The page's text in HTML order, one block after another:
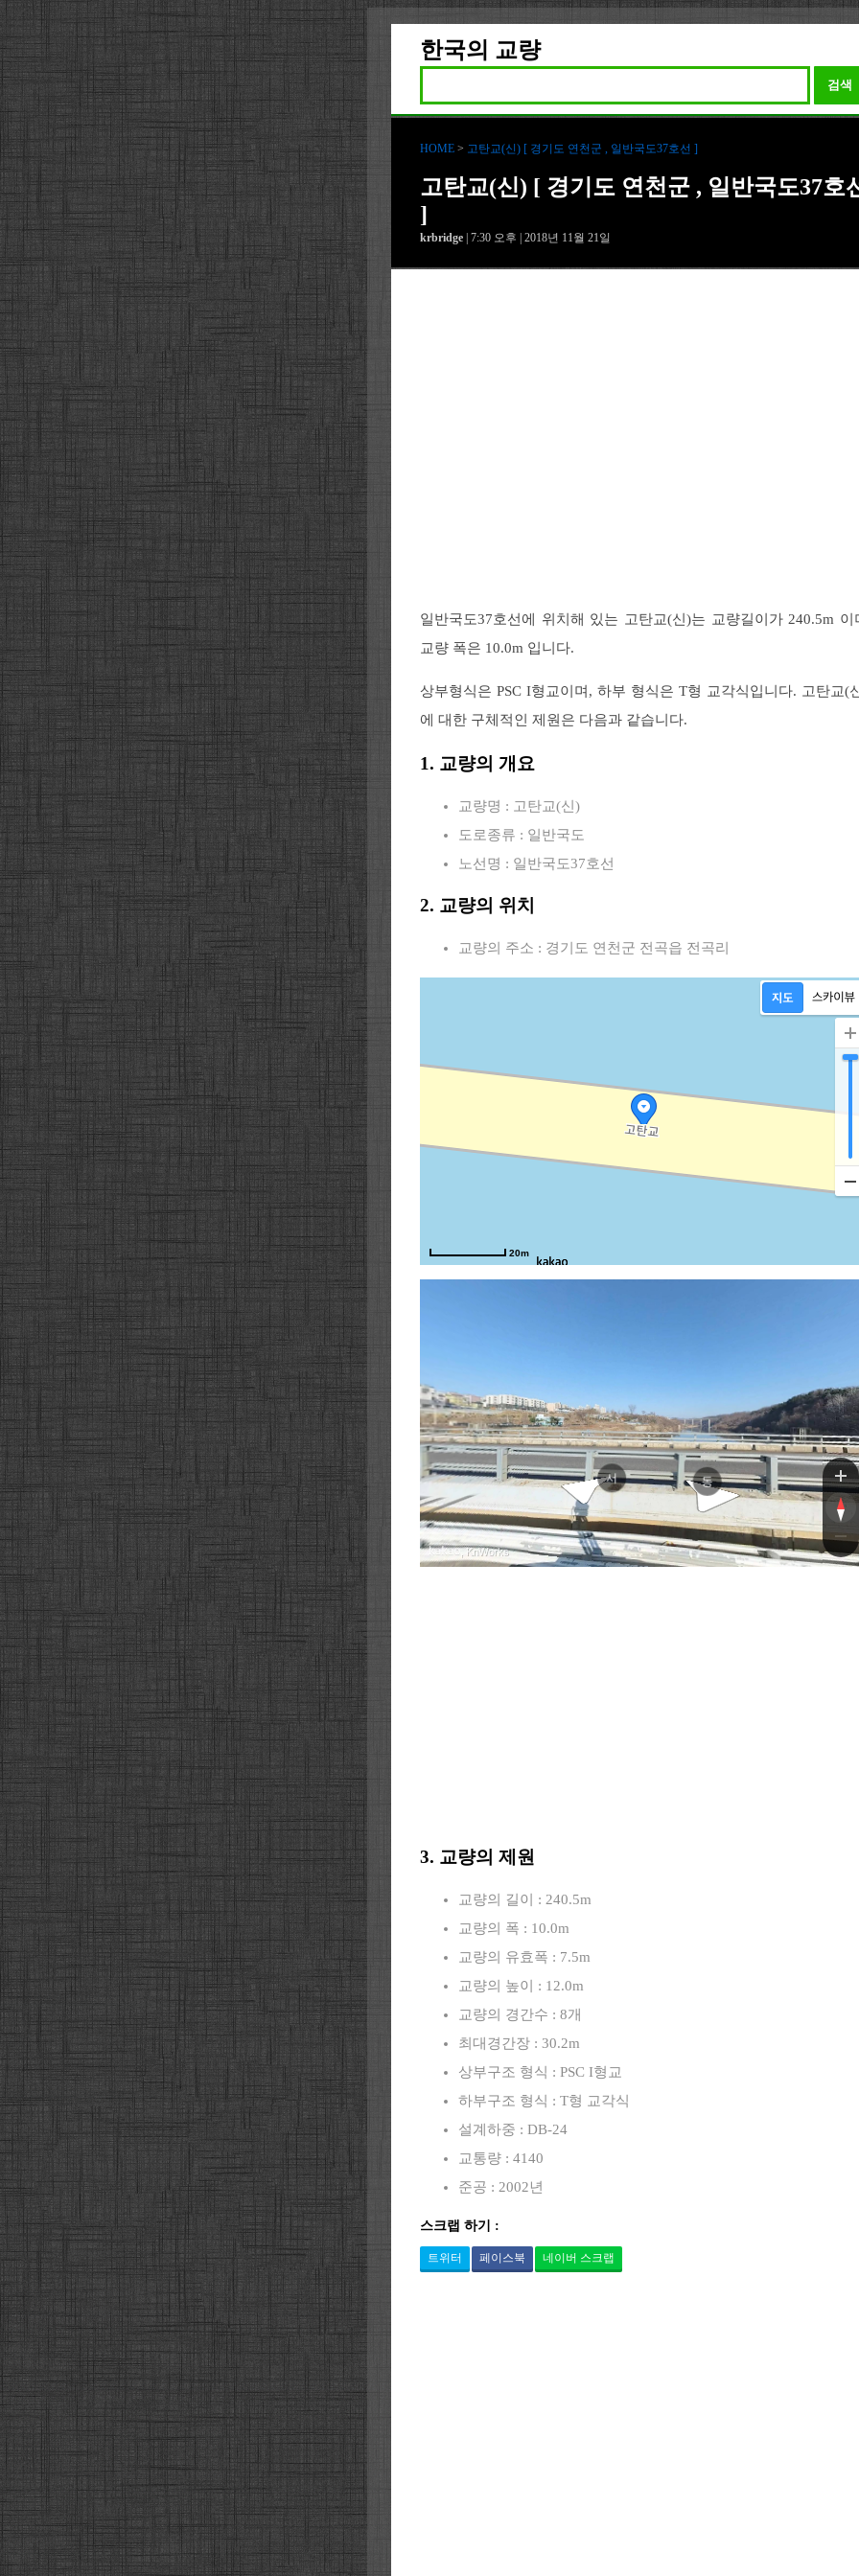
한국의 교량
검색
HOME > 고탄교(신) [ 경기도 연천군 , 일반국도37호선 ]
고탄교(신) [ 경기도 연천군 , 일반국도37호
]
krbridge | 7:30 오후 | 2018년 11월 21일
일반국도37호선에 위치해 있는 고탄교(신)는 교량길이가 240.5m 이
교량 폭은 10.0m 입니다.
상부형식은 PSC I형교이며, 하부 형식은 T형 교각식입니다. 고탄교(
에 대한 구체적인 제원은 다음과 같습니다.
1. 교량의 개요
교량명 : 고탄교(신)
도로종류 : 일반국도
노선명 : 일반국도37호선
2. 교량의 위치
교량의 주소 : 경기도 연천군 전곡읍 전곡리
20m
전
전
서 동
, KnWorks
3. 교량의 제원
교량의 길이 : 240.5m
교량의 폭 : 10.0m
교량의 유효폭 : 7.5m
교량의 높이 : 12.0m
교량의 경간수 : 8개
최대경간장 : 30.2m
상부구조 형식 : PSC I형교
하부구조 형식 : T형 교각식
설계하중 : DB-24
교통량 : 4140
준공 : 2002년
스크랩 하기 :
트위터 페이스북 네이버 스크랩